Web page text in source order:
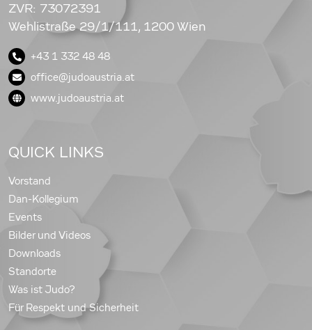
ZVR: 73072391
Wehlistraße 29/1/111, 1200 Wien
+43 1 332 48 48
office@judoaustria.at
www.judoaustria.at
QUICK LINKS
Vorstand
Dan-Kollegium
Events
Bilder und Videos
Downloads
Standorte
Was ist Judo?
Für Respekt und Sicherheit